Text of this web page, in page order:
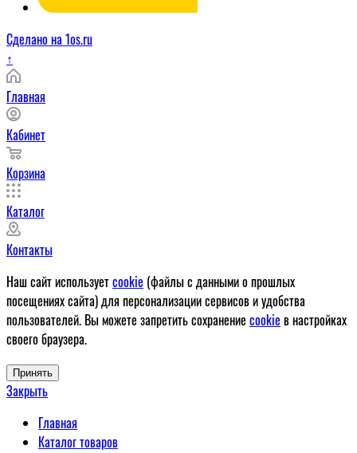
Сделано на 1os.ru
↑
Главная
Кабинет
Корзина
Каталог
Контакты
Наш сайт используетcookie (файлы с данными о прошлых
посещениях сайта) для персонализации сервисов и удобства
пользователей. Вы можете запретить сохранение cookie в настройках
своего браузера.
Принять
Закрыть
Главная
Каталог товаров